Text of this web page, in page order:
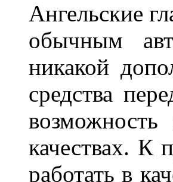
Ангельские
обычным
никакой
средства
возможность
качествах. К
работать в